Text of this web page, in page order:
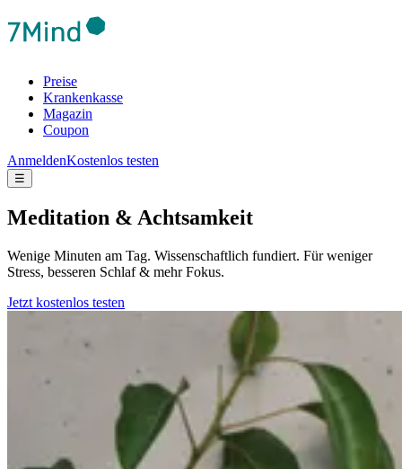
Preise
Krankenkasse
Magazin
Coupon
AnmeldenKostenlos testen
☰
Meditation & Achtsamkeit
Wenige Minuten am Tag. Wissenschaftlich fundiert. Für weniger
Stress, besseren Schlaf & mehr Fokus.
Jetzt kostenlos testen